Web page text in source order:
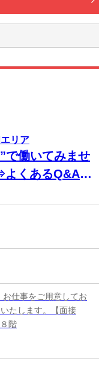
リア
で働いてみませ
くあるQ&A大
仕事をご用意してお
たします。【面接
階